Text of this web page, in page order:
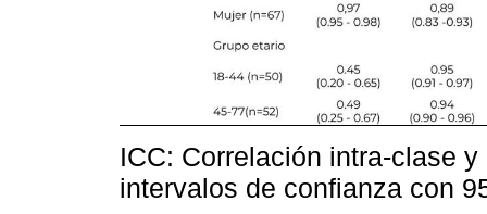
ICC: Correlación intra-clase
intervalos de confianza con